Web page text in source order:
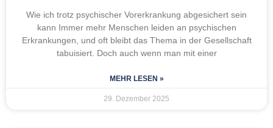
Wie ich trotz psychischer Vorerkrankung abgesichert sein
kann Immer mehr Menschen leiden an psychischen
Erkrankungen, und oft bleibt das Thema in der Gesellschaft
tabuisiert. Doch auch wenn man mit einer
MEHR LESEN »
29. Dezember 2025